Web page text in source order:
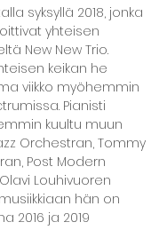
syksyllä 2018, jonka
yhteisen
New New Trio.
keikan he
viikko myöhemmin
Pianisti
kuultu muun
Orchestran, Tommy
Post Modern
Louhivuoren
hän on
2016 ja 2019